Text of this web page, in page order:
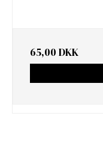
65,00 DKK